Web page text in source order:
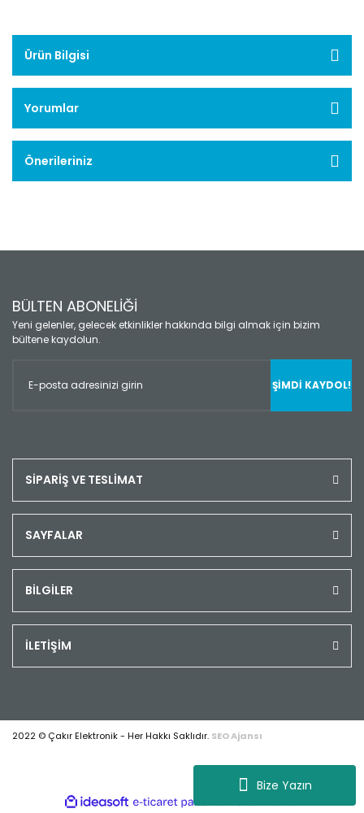
Bize Yazın
Ürün Bilgisi
Yorumlar
Önerileriniz
BÜLTEN ABONELİĞİ
Yeni gelenler, gelecek etkinlikler hakkında bilgi almak için bizim
bültene kaydolun.
ŞİMDİ KAYDOL!
SİPARİŞ VE TESLİMAT
SAYFALAR
BİLGİLER
İLETİŞİM
2022 © Çakır Elektronik - Her Hakkı Saklıdır. SEO Ajansı
ideasoft